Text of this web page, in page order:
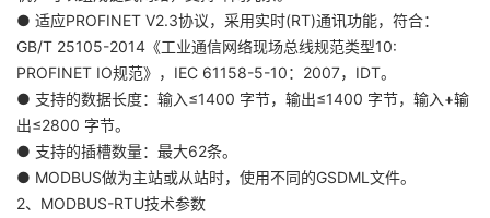
● 适应PROFINET V2.3协议，采用实时(RT)通讯功能，符合：
GB/T 25105-2014《工业通信网络现场总线规范类型10:
PROFINET IO规范》，IEC 61158-5-10：2007，IDT。
● 支持的数据长度：输入≤1400 字节，输出≤1400 字节，输入+输
出≤2800 字节。
● 支持的插槽数量：最大62条。
● MODBUS做为主站或从站时，使用不同的GSDML文件。
2、MODBUS-RTU技术参数